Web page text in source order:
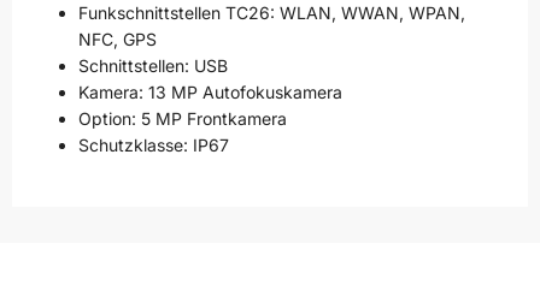
Funkschnittstellen TC26: WLAN, WWAN, WPAN,
NFC, GPS
Schnittstellen: USB
Kamera: 13 MP Autofokuskamera
Option: 5 MP Frontkamera
Schutzklasse: IP67